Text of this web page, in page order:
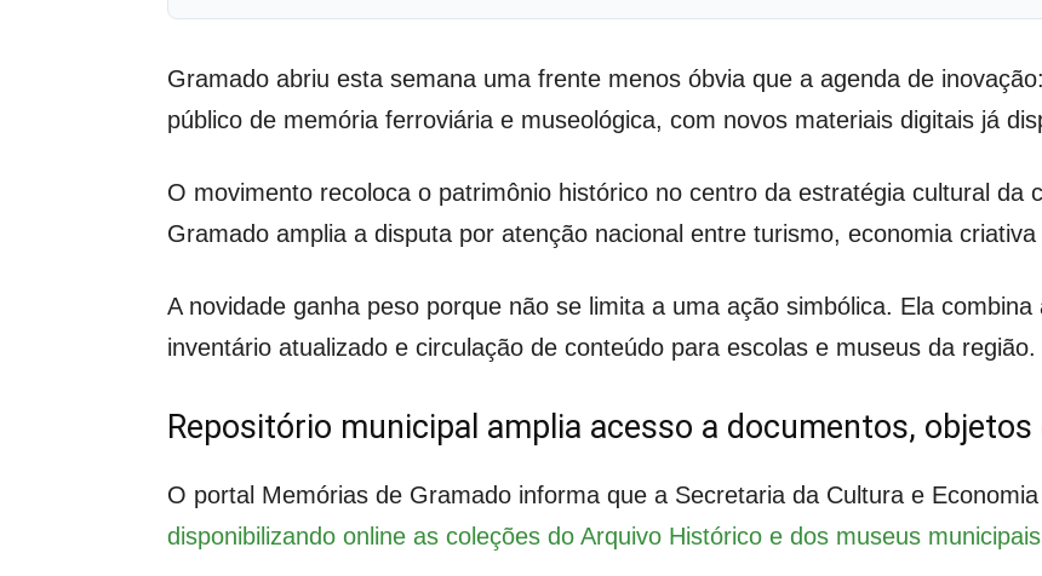
Gramado abriu esta semana uma frente menos óbvia que a agenda de
público de memória ferroviária e museológica, com novos materiais digitais já
O movimento recoloca o patrimônio histórico no centro da estratégia cultural da
Gramado amplia a disputa por atenção nacional entre turismo, economia
A novidade ganha peso porque não se limita a uma ação simbólica. Ela
inventário atualizado e circulação de conteúdo para escolas e museus da região.
Repositório municipal amplia acesso a documentos, objetos
O portal Memórias de Gramado informa que a Secretaria da Cultura e
disponibilizando online as coleções do Arquivo Histórico e dos museus municipais